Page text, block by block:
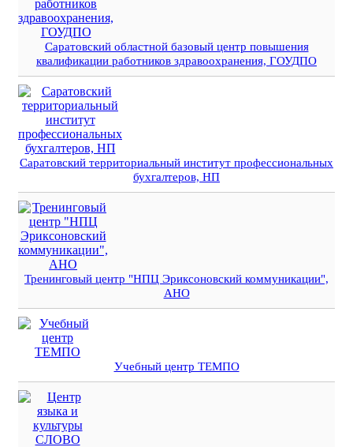
Саратовский областной базовый центр повышения
квалификации работников здравоохранения, ГОУДПО
Саратовский территориальный институт профессиональных
бухгалтеров, НП
Тренинговый центр "НПЦ Эриксоновский коммуникации",
АНО
Учебный центр ТЕМПО